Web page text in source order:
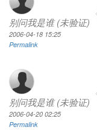
别问我是谁 (未验证)
2006-04-18 15:25
Permalink
别问我是谁 (未验证)
2006-04-20 02:25
Permalink